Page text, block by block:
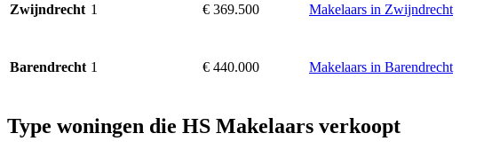
Zwijndrecht 1 € 369.500 Makelaars in Zwijndrecht
Barendrecht 1 € 440.000 Makelaars in Barendrecht
Type woningen die HS Makelaars verkoopt